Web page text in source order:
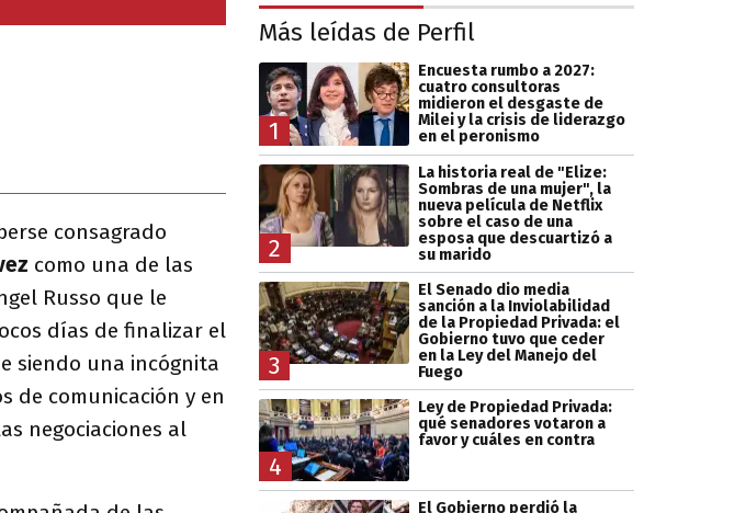
consagrado
como una de las
Russo que le
días de finalizar el
siendo una incógnita
de comunicación y en
negociaciones al
Más leídas de Perfil
1
Encuesta rumbo a 2027:
cuatro consultoras
midieron el desgaste de
Milei y la crisis de liderazgo
en el peronismo
2
La historia real de "Elize:
Sombras de una mujer", la
nueva película de Netflix
sobre el caso de una
esposa que descuartizó a
su marido
3
El Senado dio media
sanción a la Inviolabilidad
de la Propiedad Privada: el
Gobierno tuvo que ceder
en la Ley del Manejo del
Fuego
4
Ley de Propiedad Privada:
qué senadores votaron a
favor y cuáles en contra
El Gobierno perdió la